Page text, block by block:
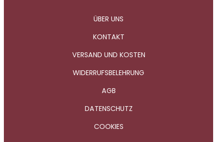
ÜBER UNS
KONTAKT
VERSAND UND KOSTEN
WIDERRUFSBELEHRUNG
AGB
DATENSCHUTZ
COOKIES